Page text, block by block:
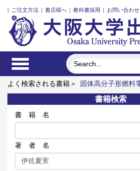
| ご注文方法 | 書店様へ | 教科書採用 | お問い合わせ
よく検索される書籍＞
固体高分子形燃料
材料の知的設計
食べる 明治・大正・
ーザーとプラズマと粒子ビーム
ポンプ
おける企業家の諸系譜
書籍検索
書 籍 名
著 者 名